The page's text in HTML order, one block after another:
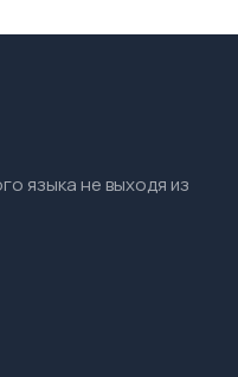
языка не выходя из